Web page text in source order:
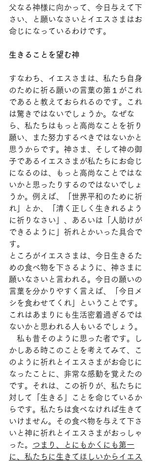
父なる神様に向かって、今日与えて下
さい、と願いなさいとイエスさまはお
命じになっているわけです。
生きることを望む神
すなわち、イエスさまは、私たち自身
のために祈る願いの言葉の第１がこれ
であると教えておられるのです。これ
は驚きではないでしょうか。なぜな
ら、私たちはもっと高尚なことを祈り
願い、また努力するべきではないかと
思うからです。神さま、そして神の御
子であるイエスさまが私たちにお命じ
になるのは、もっと高尚なことではな
いかと思ったりするのではないでしょ
うか。例えば、「世界平和のために祈
れ」とか、「清く正しく生きれるよう
に祈りなさい」、あるいは「人助けが
できるように」祈れとかいった具合で
す。
ところがイエスさまは、今日生きるた
めの食べ物を下さるように、神さまに
願いなさいと言われる。今日の願いの
言葉を分かりやすく言えば、「今日メ
シを食わせてくれ」ということです。
これはあまりにも生活密着過ぎるでは
ないかと思われる人もいるでしょう。
私も昔そのように思った者です。し
かしある時このことを考えてみて、こ
のように祈れとイエスさまがお命じに
なったことに、非常な感動を覚えたの
です。それは、この祈りが、私たちに
対して「生きる」ことを命じているか
らです。私たちは食べなければ生きて
いけません。その食べ物を与えて下さ
いと神に祈れとイエスさまがおっしゃ
った。 つまり、とにもかくにも第一
に、私たちに生きてほしいからイエス